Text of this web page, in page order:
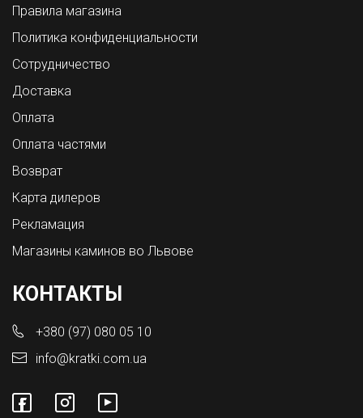
Правила магазина
Политика конфиденциальности
Сотрудничество
Доставка
Оплата
Оплата частями
Возврат
Карта дилеров
Рекламация
Магазины каминов во Львове
КОНТАКТЫ
+380 (97) 080 05 10
info@kratki.com.ua